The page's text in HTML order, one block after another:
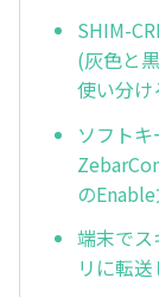
SHIM-
(灰色と
使い分け
ソフト
の
端末でス
リに転